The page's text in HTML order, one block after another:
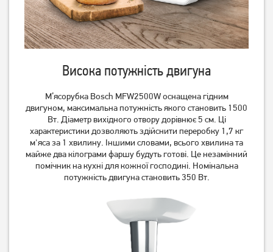
М'ясорубка Grunhelm
AMG180SSJ
2 799грн
Power
4 199грн
Висока потужність двигуна
М’ясорубка Bosch MFW2500W оснащена гідним
двигуном, максимальна потужність якого становить 1500
Вт. Діаметр вихідного отвору дорівнює 5 см. Ці
характеристики дозволяють здійснити переробку 1,7 кг
м'яса за 1 хвилину. Іншими словами, всього хвилина та
майже два кілограми фаршу будуть готові. Це незамінний
помічник на кухні для кожної господині. Номінальна
потужність двигуна становить 350 Вт.